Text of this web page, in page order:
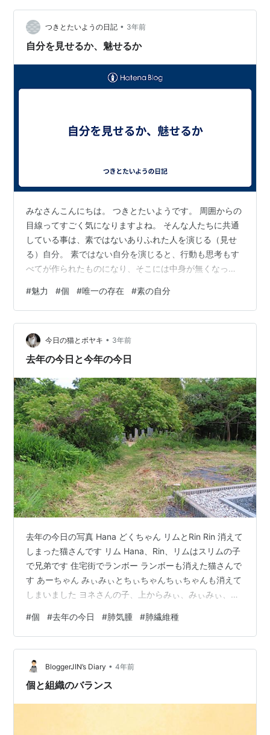
草原が 立方体の「ここ／個々」を満たす前に …息苦し
く… …不意に身をよじる… …寒気に泡立つ血の駅を走り
抜けた… …「底」の声達… ／／読むな、囚われの目達よ
つきとたいようの日記 • 3年前
自分を見せるか、魅せるか
みなさんこんにちは。 つきとたいようです。 周囲からの
目線ってすごく気になりますよね。 そんな人たちに共通
している事は、素ではないありふれた人を演じる（見せ
る）自分。 素ではない自分を演じると、行動も思考もす
べてが作られたものになり、そこには中身が無くなって
が無いので、この人についていきたいともならないし、
何かあった時に頼られる存在になりにくいかと思いま
す。 大事なのは自分を魅せる事。 魅せるけどそれは意図
的ではなく、自分の信念に基づいて行動や思考の発信を
行う事。 自分を見せる人は幅広く薄い関係が多く、魅せ
#魅力 #個 #唯一の存在 #素の自分
今日の猫とボヤキ • 3年前
去年の今日と今年の今日
去年の今日の写真 Hana どくちゃん リムとRin Rin 消えて
しまった猫さんです リム Hana、Rin、リムはスリムの子
で兄弟です 住宅街でランボー ランボーも消えた猫さんで
す あーちゃん みぃみぃとちぃちゃんちぃちゃんも消えて
しまいました ヨネさんの子、上からみぃ、みぃみぃ、ち
ちゃん おねえちゃん 住宅街でさんちゃん さんちゃんと
公園で リムと公園で Hanaが見ているのは まだ馴れてい
ない頃のキジマ君 そして今年の今日、夜勤明けに小雨の
中車で回りました。 ここでは雨に濡れたおばあちゃんだ
けでした 追って来たおばあちゃんとおねえち…
#個 #去年の今日 #肺気腫 #肺繊維種
BloggerJIN’s Diary • 4年前
個と組織のバランス